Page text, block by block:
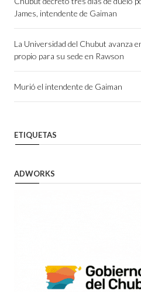
James, intendente de Gaiman
La Universidad del Chubut avanza
propio para su sede en Rawson
Murió el intendente de Gaiman
ETIQUETAS
ADWORKS